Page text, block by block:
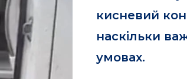
кисневий
наскільки
умовах.